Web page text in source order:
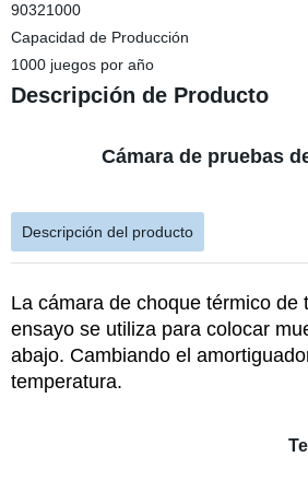
90321000
Capacidad de Producción
1000 juegos por año
Descripción de Producto
Cámara de pruebas
Descripción del producto
La cámara de choque térmico
ensayo se utiliza para colocar
abajo. Cambiando el
temperatura.